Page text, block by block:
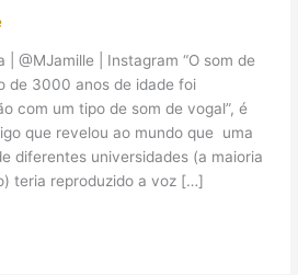
| @MJamille | Instagram “O som de
de 3000 anos de idade foi
com um tipo de som de vogal”, é
que revelou ao mundo que uma
diferentes universidades (a maioria
teria reproduzido a voz […]